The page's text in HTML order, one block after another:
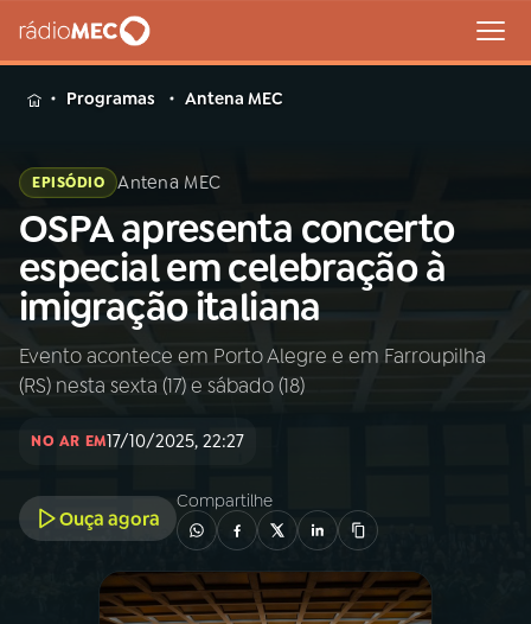
MENU
Buscar
na
Rádio
MEC
Buscar
Início AO VIVO
INÍCIO
A RÁDIO
PROGRAMAÇÃO
Programas Antena MEC
EPISÓDIO Antena MEC
OSPA apresenta concerto
especial em celebração à
imigração italiana
Evento acontece em Porto Alegre e em Farroupilha
(RS) nesta sexta (17) e sábado (18)
NO AR EM17/10/2025, 22:27
Ouça agora
Compartilhe